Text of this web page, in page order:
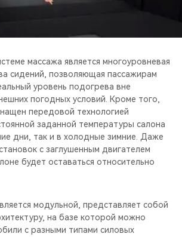
массажа является многоуровневая
сидений, позволяющая пассажирам
уровень подогрева вне
погодных условий. Кроме того,
передовой технологией
заданной температуры салона
дни, так и в холодные зимние. Даже
с заглушенным двигателем
будет оставаться относительно
модульной, представляет собой
на базе которой можно
с разными типами силовых